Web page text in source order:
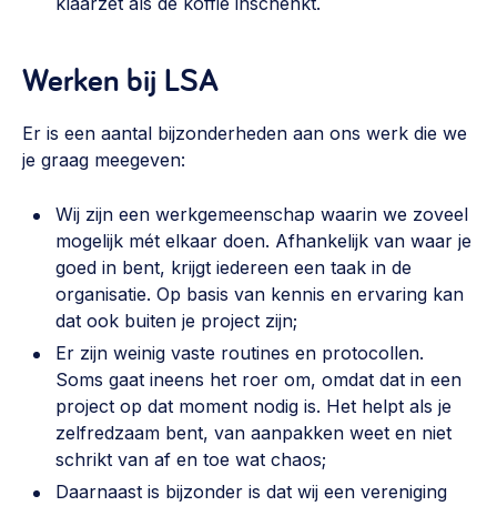
Werken bij LSA
Er is een aantal bijzonderheden aan ons werk die we
je graag meegeven:
Wij zijn een werkgemeenschap waarin we zoveel
mogelijk mét elkaar doen. Afhankelijk van waar je
goed in bent, krijgt iedereen een taak in de
organisatie. Op basis van kennis en ervaring kan
dat ook buiten je project zijn;
Er zijn weinig vaste routines en protocollen.
Soms gaat ineens het roer om, omdat dat in een
project op dat moment nodig is. Het helpt als je
zelfredzaam bent, van aanpakken weet en niet
schrikt van af en toe wat chaos;
Daarnaast is bijzonder is dat wij een vereniging